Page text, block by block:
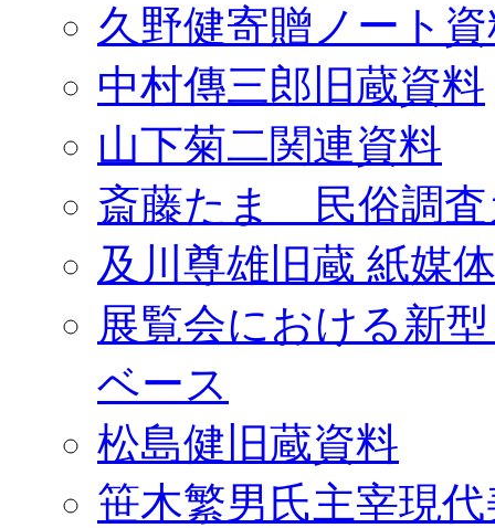
久野健寄贈ノート
中村傳三郎旧蔵資料
山下菊二関連資料
斎藤たま 民俗調査
及川尊雄旧蔵 紙媒
展覧会における新
ベース
松島健旧蔵資料
笹木繁男氏主宰現